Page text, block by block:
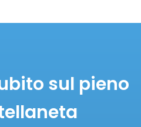
sul pieno